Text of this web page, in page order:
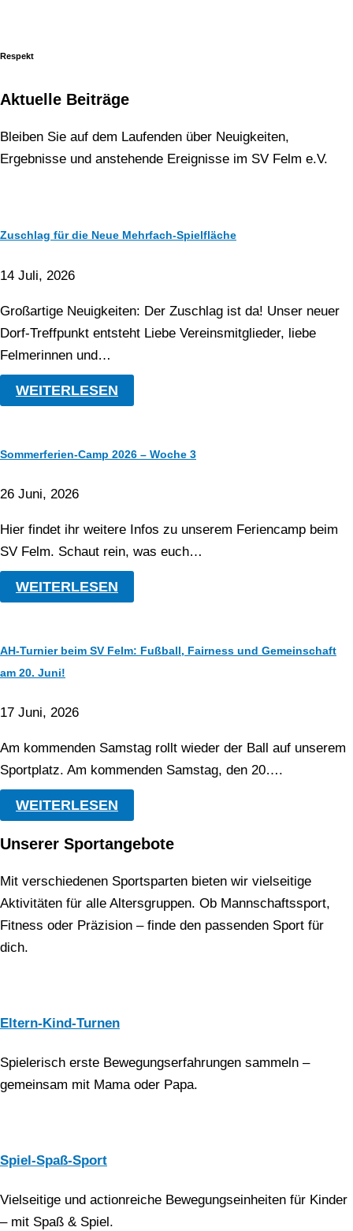
Respekt
Aktuelle Beiträge
Bleiben Sie auf dem Laufenden über Neuigkeiten,
Ergebnisse und anstehende Ereignisse im SV Felm e.V.
Zuschlag für die Neue Mehrfach-Spielfläche
14 Juli, 2026
Großartige Neuigkeiten: Der Zuschlag ist da! Unser neuer
Dorf-Treffpunkt entsteht Liebe Vereinsmitglieder, liebe
Felmerinnen und…
WEITERLESEN
Sommerferien-Camp 2026 – Woche 3
26 Juni, 2026
Hier findet ihr weitere Infos zu unserem Feriencamp beim
SV Felm. Schaut rein, was euch…
WEITERLESEN
AH-Turnier beim SV Felm: Fußball, Fairness und Gemeinschaft
am 20. Juni!
17 Juni, 2026
Am kommenden Samstag rollt wieder der Ball auf unserem
Sportplatz. Am kommenden Samstag, den 20….
WEITERLESEN
Unserer Sportangebote
Mit verschiedenen Sportsparten bieten wir vielseitige
Aktivitäten für alle Altersgruppen. Ob Mannschaftssport,
Fitness oder Präzision – finde den passenden Sport für
dich.
Eltern-Kind-Turnen
Spielerisch erste Bewegungserfahrungen sammeln –
gemeinsam mit Mama oder Papa.
Spiel-Spaß-Sport
Vielseitige und actionreiche Bewegungseinheiten für Kinder
– mit Spaß & Spiel.